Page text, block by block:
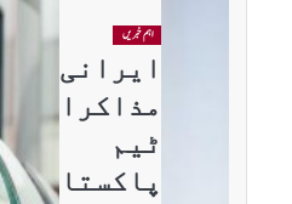
اہم خبریں
ایرانی
مذاکراتی
ٹیم
پاکستان